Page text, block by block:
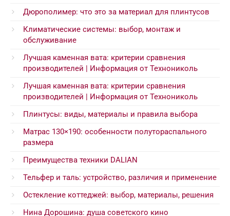
Дюрополимер: что это за материал для плинтусов
Климатические системы: выбор, монтаж и
обслуживание
Лучшая каменная вата: критерии сравнения
производителей | Информация от Технониколь
Лучшая каменная вата: критерии сравнения
производителей | Информация от Технониколь
Плинтусы: виды, материалы и правила выбора
Матрас 130×190: особенности полутораспального
размера
Преимущества техники DALIAN
Тельфер и таль: устройство, различия и применение
Остекление коттеджей: выбор, материалы, решения
Нина Дорошина: душа советского кино